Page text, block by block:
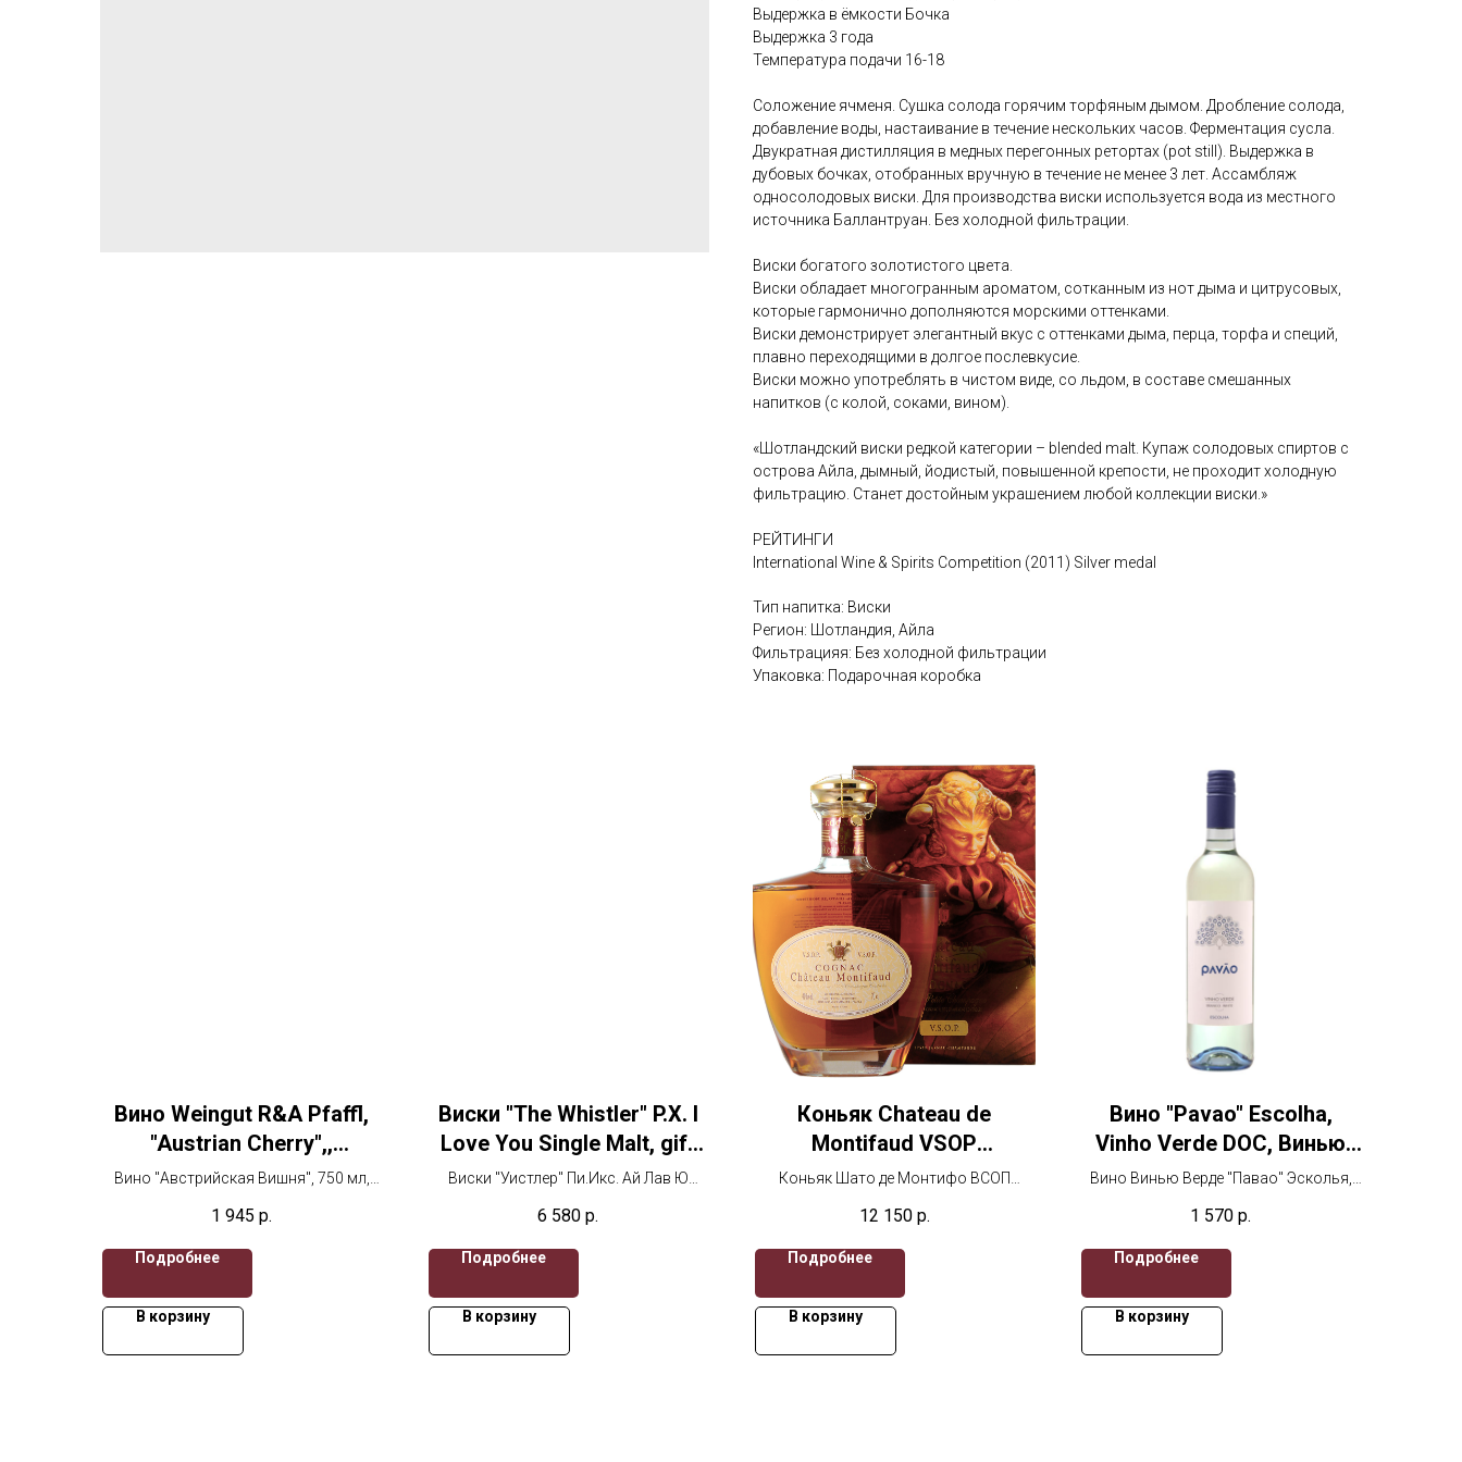
Выдержка в ёмкости Бочка
Выдержка 3 года
Температура подачи 16-18
Соложение ячменя. Сушка солода горячим торфяным дымом. Дробление солода,
добавление воды, настаивание в течение нескольких часов. Ферментация сусла.
Двукратная дистилляция в медных перегонных ретортах (pot still). Выдержка в
дубовых бочках, отобранных вручную в течение не менее 3 лет. Ассамбляж
односолодовых виски. Для производства виски используется вода из местного
источника Баллантруан. Без холодной фильтрации.
Виски богатого золотистого цвета.
Виски обладает многогранным ароматом, сотканным из нот дыма и цитрусовых,
которые гармонично дополняются морскими оттенками.
Виски демонстрирует элегантный вкус с оттенками дыма, перца, торфа и специй,
плавно переходящими в долгое послевкусие.
Виски можно употреблять в чистом виде, со льдом, в составе смешанных
напитков (с колой, соками, вином).
«Шотландский виски редкой категории – blended malt. Купаж солодовых спиртов с
острова Айла, дымный, йодистый, повышенной крепости, не проходит холодную
фильтрацию. Станет достойным украшением любой коллекции виски.»
РЕЙТИНГИ
International Wine & Spirits Competition (2011) Silver medal
Тип напитка: Виски
Регион: Шотландия, Айла
Фильтрацияя: Без холодной фильтрации
Упаковка: Подарочная коробка
Вино Weingut R&A Pfaffl,
"Austrian Cherry",,
Австрийская Вишня
Вино "Австрийская Вишня", 750 мл,
1 945 р.
Подробнее
В корзину
Виски "The Whistler" P.X. I
Love You Single Malt, gift
box,"Уистлер" Пи.Икс. Ай
Лав Ю Сингл Молт, в
подарочной коробке
Виски "Уистлер" Пи.Икс. Ай Лав Ю
700 мл
6 580 р.
Подробнее
В корзину
Коньяк Chateau de
Montifaud VSOP
"Clemence", Fine Petite
Champagne AOC, gift box,
Шато де Монтифо ВСОП
"Клеманс"
Коньяк Шато де Монтифо ВСОП
мл
12 150 р.
Подробнее
В корзину
Вино "Pavao" Escolha,
Vinho Verde DOC, Винью
Верде "Павао" Эсколья
Вино Винью Верде "Павао" Эсколья,
1 570 р.
Подробнее
В корзину